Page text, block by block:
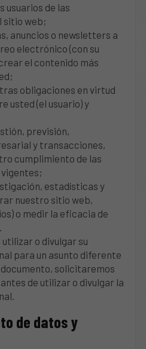
usuarios de las
sitio web;
anuncios o newsletters a
electrónico (con su
el contenido más
obligaciones en virtud
usted (el usuario) y
previsión,
y transacciones,
cumplimiento de las
estadísticas y
nuestro sitio web,
o medir la eficacia de
o divulgar su
para un asunto diferente
solicitaremos
de utilizar o divulgar la
de datos y